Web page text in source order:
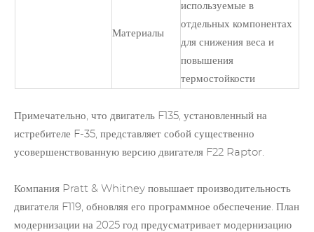
Материалы
используемые в
отдельных компонентах
для снижения веса и
повышения
термостойкости
Примечательно, что двигатель F135, установленный на
истребителе F-35, представляет собой существенно
усовершенствованную версию двигателя F22 Raptor.
Компания Pratt & Whitney повышает производительность
двигателя F119, обновляя его программное обеспечение. План
модернизации на 2025 год предусматривает модернизацию